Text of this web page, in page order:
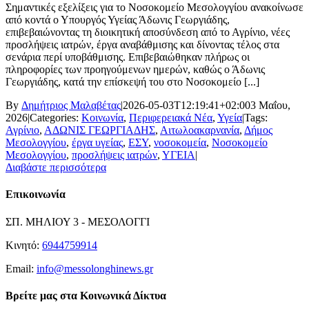
Σημαντικές εξελίξεις για το Νοσοκομείο Μεσολογγίου ανακοίνωσε
από κοντά ο Υπουργός Υγείας Άδωνις Γεωργιάδης,
επιβεβαιώνοντας τη διοικητική αποσύνδεση από το Αγρίνιο, νέες
προσλήψεις ιατρών, έργα αναβάθμισης και δίνοντας τέλος στα
σενάρια περί υποβάθμισης. Επιβεβαιώθηκαν πλήρως οι
πληροφορίες των προηγούμενων ημερών, καθώς ο Άδωνις
Γεωργιάδης, κατά την επίσκεψή του στο Νοσοκομείο [...]
By Δημήτριος Μαλαβέτας|2026-05-03T12:19:41+02:003 Μαΐου,
2026|Categories: Κοινωνία, Περιφερειακά Νέα, Υγεία|Tags:
Αγρίνιο, ΑΔΩΝΙΣ ΓΕΩΡΓΙΑΔΗΣ, Αιτωλοακαρνανία, Δήμος
Μεσολογγίου, έργα υγείας, ΕΣΥ, νοσοκομεία, Νοσοκομείο
Μεσολογγίου, προσλήψεις ιατρών, ΥΓΕΙΑ|
Διαβάστε περισσότερα
Επικοινωνία
ΣΠ. ΜΗΛΙΟΥ 3 - ΜΕΣΟΛΟΓΓΙ
Κινητό: 6944759914
Email: info@messolonghinews.gr
Βρείτε μας στα Κοινωνικά Δίκτυα